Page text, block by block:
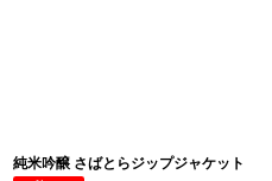
純米吟醸 さばとらジップジャケット